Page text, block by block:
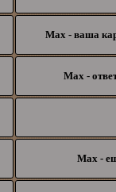
Max - ваша
Max -
Max -